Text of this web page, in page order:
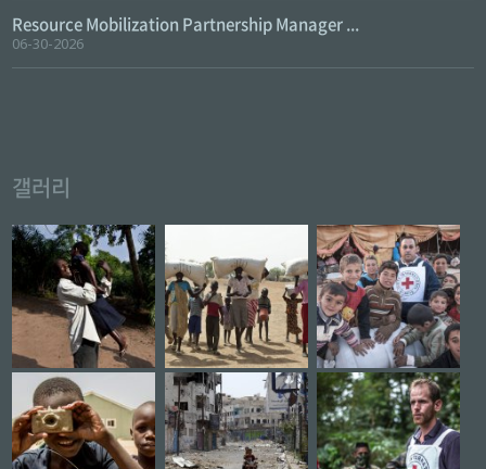
Resource Mobilization Partnership Manager ...
06-30-2026
갤러리